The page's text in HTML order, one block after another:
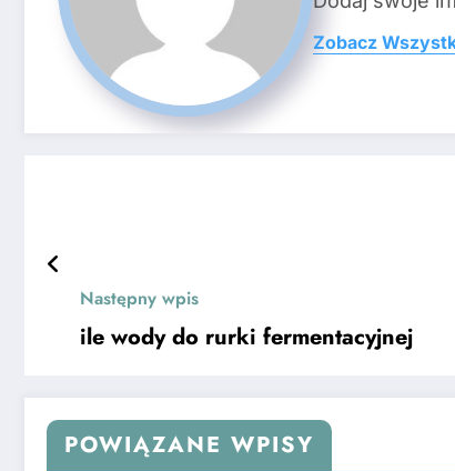
Zobacz
Następny wpis
ile wody do rurki fermentacyjnej
POWIĄZANE WPISY